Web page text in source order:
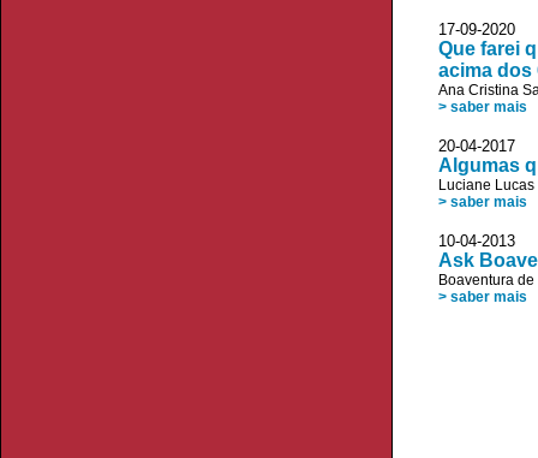
17-09-
Que farei
acima dos
Ana Cristina
> saber mais
20-04-
Algumas
Luciane
> saber mais
10-04-
Ask
Boaventura
> saber mais